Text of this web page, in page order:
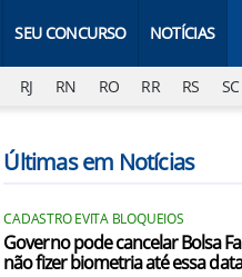
SEU CONCURSO NOTÍCIAS
RJ RN RO RR RS SC
Últimas em Notícias
CADASTRO EVITA BLOQUEIOS
Governo pode cancelar Bolsa
não fizer biometria até essa data